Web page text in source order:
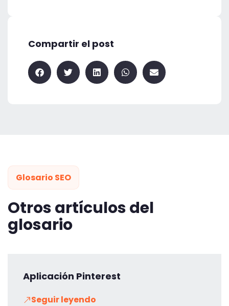
Compartir el post
Glosario SEO
Otros artículos del
glosario
Aplicación Pinterest
Seguir leyendo